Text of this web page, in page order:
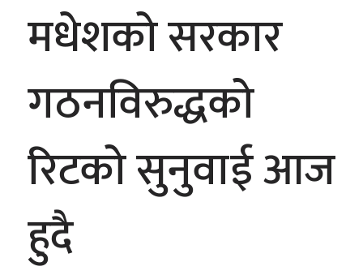
मधेशको सरकार
गठनविरुद्धको
रिटको सुनुवाई आज
हुदै